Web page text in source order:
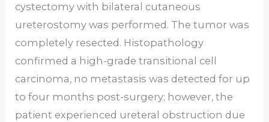
cystectomy with bilateral cutaneous
ureterostomy was performed. The tumor was
completely resected. Histopathology
confirmed a high-grade transitional cell
carcinoma, no metastasis was detected for up
to four months post-surgery; however, the
patient experienced ureteral obstruction due